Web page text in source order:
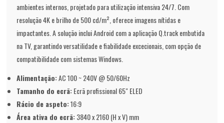
ambientes internos, projetado para utilização intensiva 24/7. Com
resolução 4K e brilho de 500 cd/m², oferece imagens nítidas e
impactantes. A solução inclui Android com a aplicação Q.track embutida
na TV, garantindo versatilidade e fiabilidade excecionais, com opção de
compatibilidade com sistemas Windows.
Alimentação:AC 100 ~ 240V @ 50/60Hz
Tamanho do ecrã:Ecrã profissional 65" ELED
Rácio de aspeto:16:9
Área ativa do ecrã:3840 x 2160 (H x V) mm